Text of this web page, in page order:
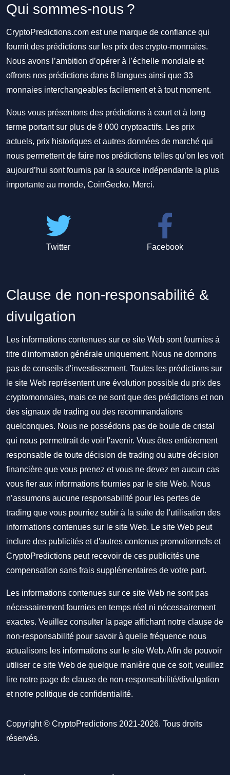
Qui sommes-nous ?
CryptoPredictions.com est une marque de confiance qui
fournit des prédictions sur les prix des crypto-monnaies.
Nous avons l’ambition d’opérer à l’échelle mondiale et
offrons nos prédictions dans 8 langues ainsi que 33
monnaies interchangeables facilement et à tout moment.
Nous vous présentons des prédictions à court et à long
terme portant sur plus de 8 000 cryptoactifs. Les prix
actuels, prix historiques et autres données de marché qui
nous permettent de faire nos prédictions telles qu’on les voit
aujourd’hui sont fournis par la source indépendante la plus
importante au monde, CoinGecko. Merci.
Twitter Facebook
Clause de non-responsabilité &
divulgation
Les informations contenues sur ce site Web sont fournies à
titre d'information générale uniquement. Nous ne donnons
pas de conseils d'investissement. Toutes les prédictions sur
le site Web représentent une évolution possible du prix des
cryptomonnaies, mais ce ne sont que des prédictions et non
des signaux de trading ou des recommandations
quelconques. Nous ne possédons pas de boule de cristal
qui nous permettrait de voir l'avenir. Vous êtes entièrement
responsable de toute décision de trading ou autre décision
financière que vous prenez et vous ne devez en aucun cas
vous fier aux informations fournies par le site Web. Nous
n’assumons aucune responsabilité pour les pertes de
trading que vous pourriez subir à la suite de l'utilisation des
informations contenues sur le site Web. Le site Web peut
inclure des publicités et d'autres contenus promotionnels et
CryptoPredictions peut recevoir de ces publicités une
compensation sans frais supplémentaires de votre part.
Les informations contenues sur ce site Web ne sont pas
nécessairement fournies en temps réel ni nécessairement
exactes. Veuillez consulter la page affichant notre clause de
non-responsabilité pour savoir à quelle fréquence nous
actualisons les informations sur le site Web. Afin de pouvoir
utiliser ce site Web de quelque manière que ce soit, veuillez
lire notre page de clause de non-responsabilité/divulgation
et notre politique de confidentialité.
Copyright © CryptoPredictions 2021-2026. Tous droits
réservés.